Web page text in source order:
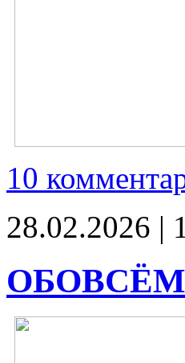
10
28.02.2026 |
ОБОВСЁМ-